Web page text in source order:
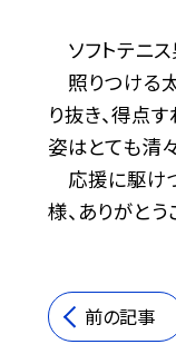
ソフトテニ
照りつける
り抜き、得点
姿はとても清
応援に駆け
様、ありがとう
前の記事